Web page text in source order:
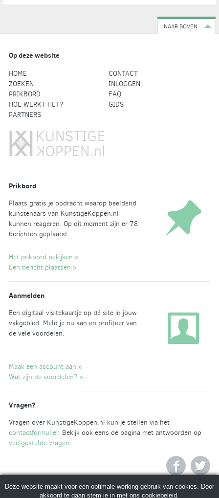
NAAR BOVEN
Op deze website
HOME
CONTACT
ZOEKEN
INLOGGEN
PRIKBORD
FAQ
HOE WERKT HET?
GIDS
PARTNERS
Prikbord
Plaats gratis je opdracht waarop beeldend
kunstenaars van KunstigeKoppen.nl
kunnen reageren. Op dit moment zijn er 78
berichten geplaatst.
Het prikbord bekijken »
Een bericht plaatsen »
Aanmelden
Een digitaal visitekaartje op dé site in jouw
vakgebied. Meld je nu aan en profiteer van
de vele voordelen.
Maak een account aan »
Wat zijn de voordelen? »
Vragen?
Vragen over KunstigeKoppen.nl kun je stellen via het
contactformulier. Bekijk ook eens de pagina met antwoorden op
veelgestelde vragen.
Deze website maakt voor een optimale werking gebruik van cookies. Door
akkoord te gaan stem je in met onscookiebeleid.